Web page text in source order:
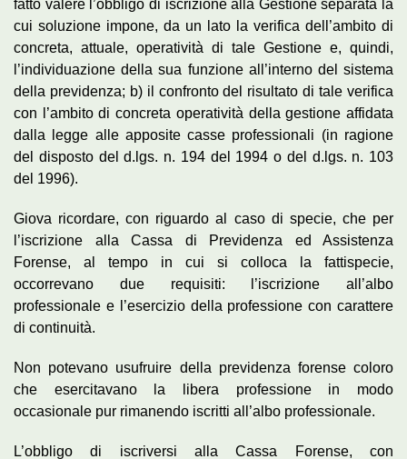
fatto valere l’obbligo di iscrizione alla Gestione separata la
cui soluzione impone, da un lato la verifica dell’ambito di
concreta, attuale, operatività di tale Gestione e, quindi,
l’individuazione della sua funzione all’interno del sistema
della previdenza; b) il confronto del risultato di tale verifica
con l’ambito di concreta operatività della gestione affidata
dalla legge alle apposite casse professionali (in ragione
del disposto del d.lgs. n. 194 del 1994 o del d.lgs. n. 103
del 1996).
Giova ricordare, con riguardo al caso di specie, che per
l’iscrizione alla Cassa di Previdenza ed Assistenza
Forense, al tempo in cui si colloca la fattispecie,
occorrevano due requisiti: l’iscrizione all’albo
professionale e l’esercizio della professione con carattere
di continuità.
Non potevano usufruire della previdenza forense coloro
che esercitavano la libera professione in modo
occasionale pur rimanendo iscritti all’albo professionale.
L’obbligo di iscriversi alla Cassa Forense, con